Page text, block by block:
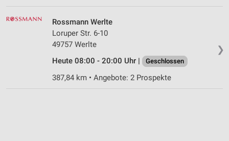
❯
Rossmann Werlte
Loruper Str. 6-10
49757 Werlte
Heute 08:00 - 20:00 Uhr |
Geschlossen
387,84 km • Angebote: 2 Prospekte